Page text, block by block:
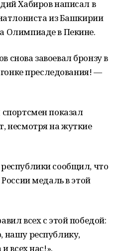
Хабиров написал в
из Башкирии
Олимпиаде в Пекине.
завоевал бронзу в
преследования! —
показал
несмотря на жуткие
сообщил, что
медаль в этой
всех с этой победой:
нашу республику,
всех нас!».